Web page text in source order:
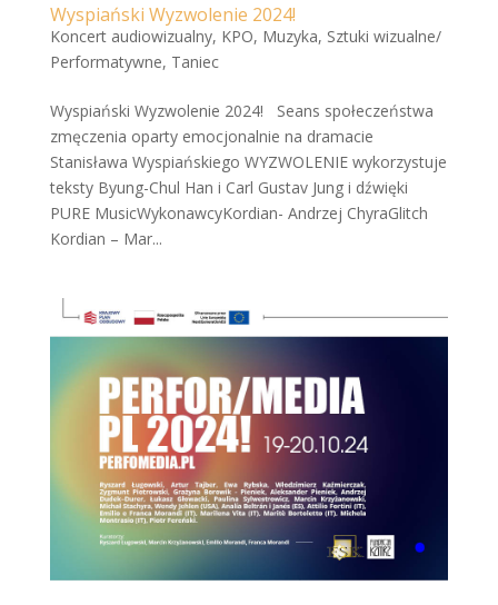
Wyspiański Wyzwolenie 2024!
Koncert audiowizualny, KPO, Muzyka, Sztuki wizualne/
Performatywne, Taniec
Wyspiański Wyzwolenie 2024! Seans społeczeństwa
zmęczenia oparty emocjonalnie na dramacie
Stanisława Wyspiańskiego WYZWOLENIE wykorzystuje
teksty Byung-Chul Han i Carl Gustav Jung i dźwięki
PURE MusicWykonawcyKordian- Andrzej ChyraGlitch
Kordian – Mar...